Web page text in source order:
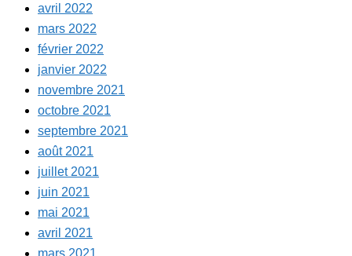
avril 2022
mars 2022
février 2022
janvier 2022
novembre 2021
octobre 2021
septembre 2021
août 2021
juillet 2021
juin 2021
mai 2021
avril 2021
mars 2021